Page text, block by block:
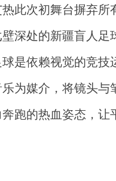
此次初舞台摒弃所
深处的新疆盲人足
是依赖视觉的竞技
为媒介，将镜头与
跑的热血姿态，让